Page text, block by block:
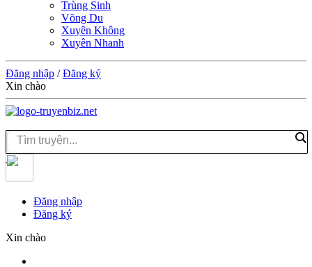
Trùng Sinh
Võng Du
Xuyên Không
Xuyên Nhanh
Đăng nhập /Đăng ký
Xin chào
Đăng nhập
Đăng ký
Xin chào